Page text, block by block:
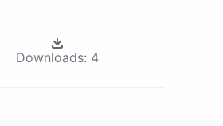
Downloads: 4